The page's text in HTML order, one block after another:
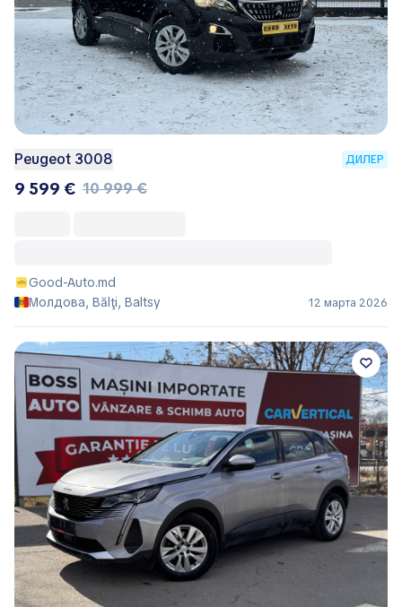
Peugeot 3008 ДИЛЕР
9 599 € 10 999 €
Good-Auto.md
Молдова, Bălţi, Baltsy
12 марта 2026